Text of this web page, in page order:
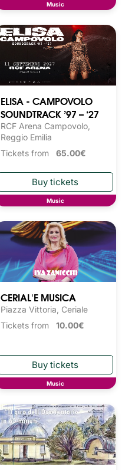
Music
ELISA - CAMPOVOLO
SOUNDTRACK ’97 – ‘27
RCF Arena Campovolo,
Reggio Emilia
Tickets from 65.00€
Music
CERIAL'E MUSICA
Piazza Vittoria, Ceriale
Tickets from 10.00€
Music